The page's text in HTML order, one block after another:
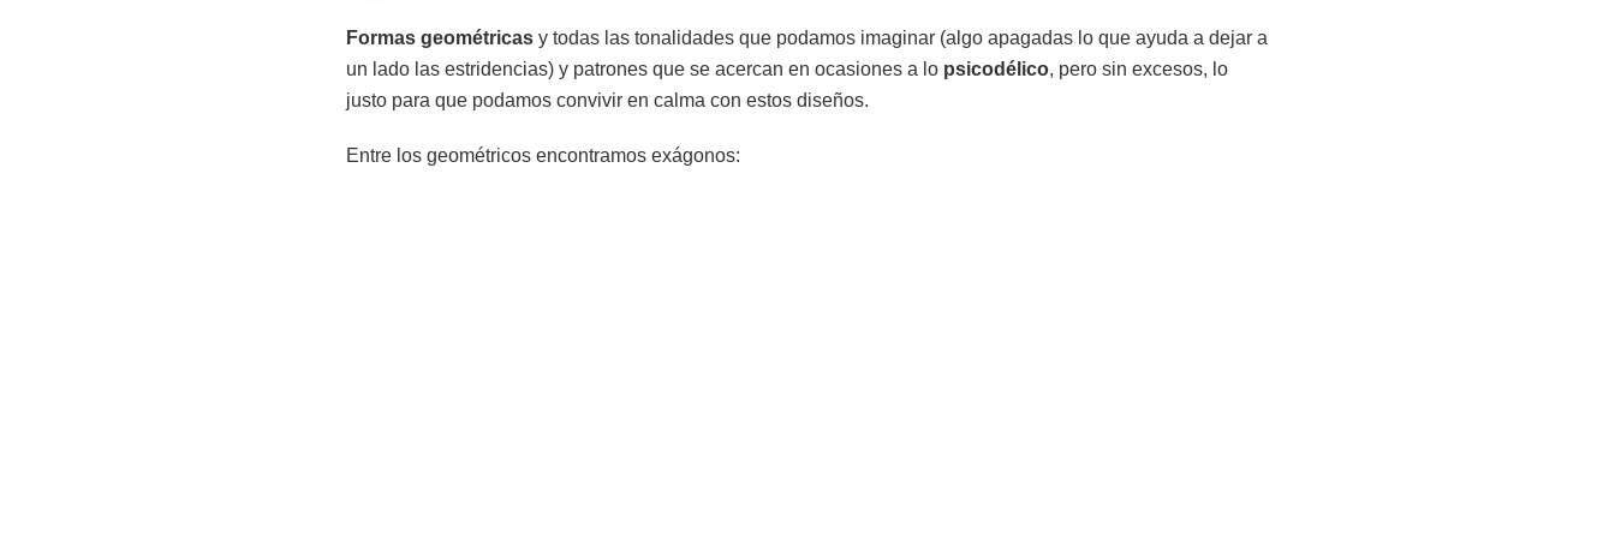
Formas geométricas y todas las tonalidades que podamos imaginar (algo apagadas lo que ayuda a dejar a
un lado las estridencias) y patrones que se acercan en ocasiones a lo psicodélico, pero sin excesos, lo
justo para que podamos convivir en calma con estos diseños.
Entre los geométricos encontramos exágonos: